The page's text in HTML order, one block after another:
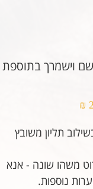
וישמרך בתוספת
תליון משובץ
משהו שונה - אנא
נוספות.